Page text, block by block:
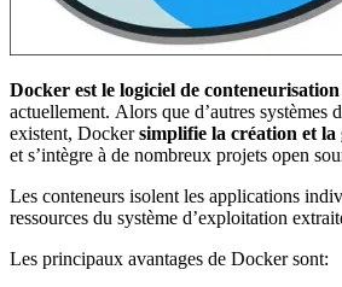
Docker est le logiciel de conteneurisation
actuellement. Alors que d’autres systèmes
existent, Dockersimplifie la création et la
et s’intègre à de nombreux projets open
Les conteneurs isolent les applications
ressources du système d’exploitation
Les principaux avantages de Docker sont: